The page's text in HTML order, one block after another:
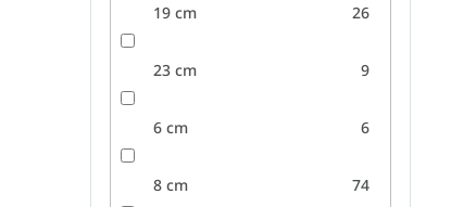
19 cm 26
23 cm 9
6 cm 6
8 cm 74